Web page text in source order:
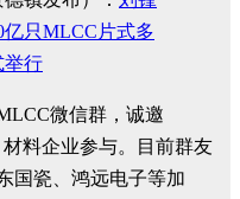
只MLCC片式多
举行
微信群，诚邀
料企业参与。目前群友
国瓷、鸿远电子等加